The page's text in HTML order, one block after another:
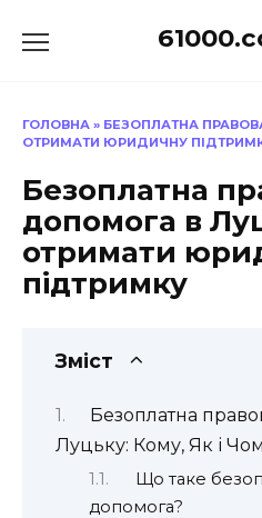
до
ГОЛОВНА » БЕЗОПЛАТНА
ОТРИМАТИ ЮРИДИЧНУ
Безоплатна
допомога в
отримати
підтримку
Зміст
Безоплатна
Луцьку: Кому, Як і
Що таке
допомога?